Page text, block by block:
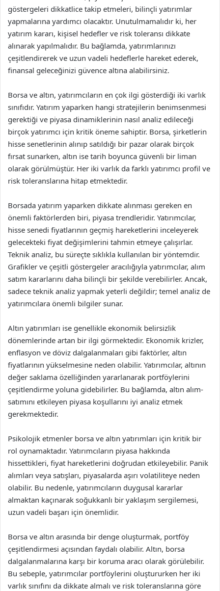
göstergeleri dikkatlice takip etmeleri, bilinçli yatırımlar
yapmalarına yardımcı olacaktır. Unutulmamalıdır ki, her
yatırım kararı, kişisel hedefler ve risk toleransı dikkate
alınarak yapılmalıdır. Bu bağlamda, yatırımlarınızı
çeşitlendirerek ve uzun vadeli hedeflerle hareket ederek,
finansal geleceğinizi güvence altına alabilirsiniz.
Borsa ve altın, yatırımcıların en çok ilgi gösterdiği iki varlık
sınıfıdır. Yatırım yaparken hangi stratejilerin benimsenmesi
gerektiği ve piyasa dinamiklerinin nasıl analiz edileceği
birçok yatırımcı için kritik öneme sahiptir. Borsa, şirketlerin
hisse senetlerinin alınıp satıldığı bir pazar olarak birçok
fırsat sunarken, altın ise tarih boyunca güvenli bir liman
olarak görülmüştür. Her iki varlık da farklı yatırımcı profil ve
risk toleranslarına hitap etmektedir.
Borsada yatırım yaparken dikkate alınması gereken en
önemli faktörlerden biri, piyasa trendleridir. Yatırımcılar,
hisse senedi fiyatlarının geçmiş hareketlerini inceleyerek
gelecekteki fiyat değişimlerini tahmin etmeye çalışırlar.
Teknik analiz, bu süreçte sıklıkla kullanılan bir yöntemdir.
Grafikler ve çeşitli göstergeler aracılığıyla yatırımcılar, alım
satım kararlarını daha bilinçli bir şekilde verebilirler. Ancak,
sadece teknik analiz yapmak yeterli değildir; temel analiz de
yatırımcılara önemli bilgiler sunar.
Altın yatırımları ise genellikle ekonomik belirsizlik
dönemlerinde artan bir ilgi görmektedir. Ekonomik krizler,
enflasyon ve döviz dalgalanmaları gibi faktörler, altın
fiyatlarının yükselmesine neden olabilir. Yatırımcılar, altının
değer saklama özelliğinden yararlanarak portföylerini
çeşitlendirme yoluna gidebilirler. Bu bağlamda, altın alım-
satımını etkileyen piyasa koşullarını iyi analiz etmek
gerekmektedir.
Psikolojik etmenler borsa ve altın yatırımları için kritik bir
rol oynamaktadır. Yatırımcıların piyasa hakkında
hissettikleri, fiyat hareketlerini doğrudan etkileyebilir. Panik
alımları veya satışları, piyasalarda aşırı volatiliteye neden
olabilir. Bu nedenle, yatırımcıların duygusal kararlar
almaktan kaçınarak soğukkanlı bir yaklaşım sergilemesi,
uzun vadeli başarı için önemlidir.
Borsa ve altın arasında bir denge oluşturmak, portföy
çeşitlendirmesi açısından faydalı olabilir. Altın, borsa
dalgalanmalarına karşı bir koruma aracı olarak görülebilir.
Bu sebeple, yatırımcılar portföylerini oluştururken her iki
varlık sınıfını da dikkate almalı ve risk toleranslarına göre